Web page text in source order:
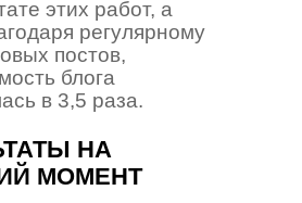
этих работ, а
регулярному
постов,
блога
в 3,5 раза.
НА
МОМЕНТ